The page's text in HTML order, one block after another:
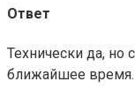
Ответ
Технически да, но
ближайшее время.